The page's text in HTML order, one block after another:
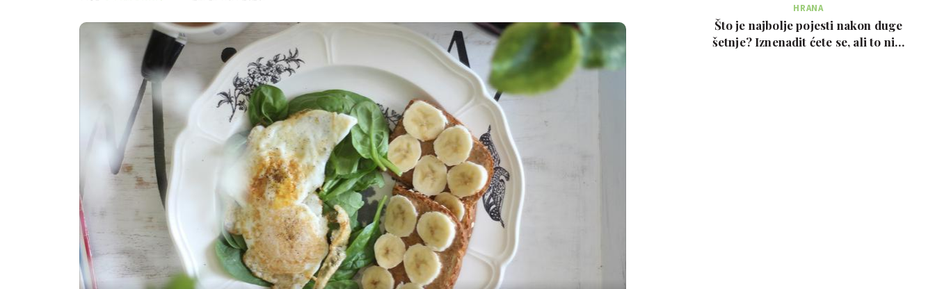
HRANA
Što je najbolje pojesti nakon duge
šetnje? Iznenadit ćete se, ali to nije